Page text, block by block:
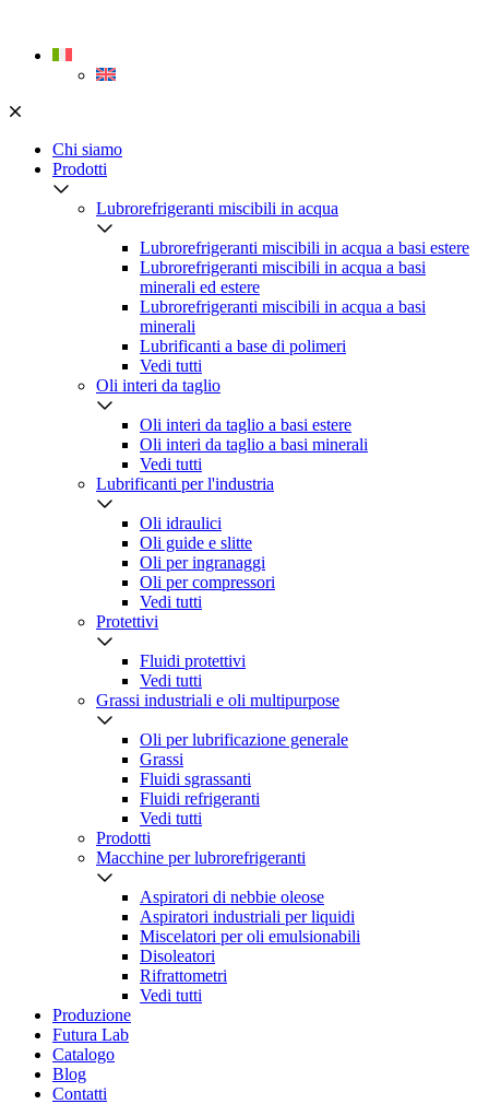
content
Chi siamo
Prodotti
Lubrorefrigeranti miscibili in acqua
Lubrorefrigeranti miscibili in acqua a basi estere
Lubrorefrigeranti miscibili in acqua a basi
minerali ed estere
Lubrorefrigeranti miscibili in acqua a basi
minerali
Lubrificanti a base di polimeri
Vedi tutti
Oli interi da taglio
Oli interi da taglio a basi estere
Oli interi da taglio a basi minerali
Vedi tutti
Lubrificanti per l'industria
Oli idraulici
Oli guide e slitte
Oli per ingranaggi
Oli per compressori
Vedi tutti
Protettivi
Fluidi protettivi
Vedi tutti
Grassi industriali e oli multipurpose
Oli per lubrificazione generale
Grassi
Fluidi sgrassanti
Fluidi refrigeranti
Vedi tutti
Prodotti
Macchine per lubrorefrigeranti
Aspiratori di nebbie oleose
Aspiratori industriali per liquidi
Miscelatori per oli emulsionabili
Disoleatori
Rifrattometri
Vedi tutti
Produzione
Futura Lab
Catalogo
Blog
Contatti